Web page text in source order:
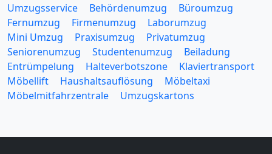
Umzugsservice Behördenumzug
Büroumzug
Fernumzug
Firmenumzug
Laborumzug
Mini Umzug
Praxisumzug
Privatumzug
Seniorenumzug
Studentenumzug
Beiladung
Entrümpelung
Halteverbotszone
Klaviertransport
Möbellift
Haushaltsauflösung
Möbeltaxi
Möbelmitfahrzentrale
Umzugskartons